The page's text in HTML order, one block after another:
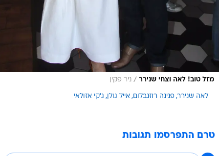
מזל טוב! לאה וצחי שנירר / ניר פקין
לאה שנירר פנינה רוזנבלום אייל גולן ג'קי אזולאי
טרם התפרסמו תגובות